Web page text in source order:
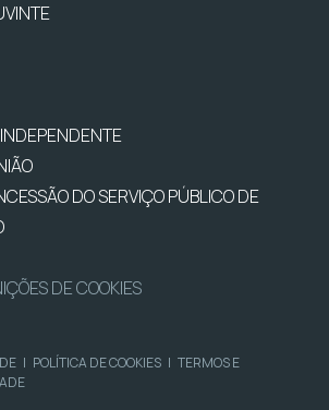
DO SERVIÇO PÚBLICO DE
DE COOKIES
| POLÍTICA DE COOKIES | TERMOS E